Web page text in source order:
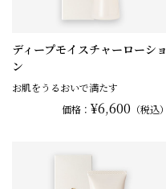
ディープモイスチャーローショ
ン
お肌をうるおいで満たす
価格：¥6,600 （税込）